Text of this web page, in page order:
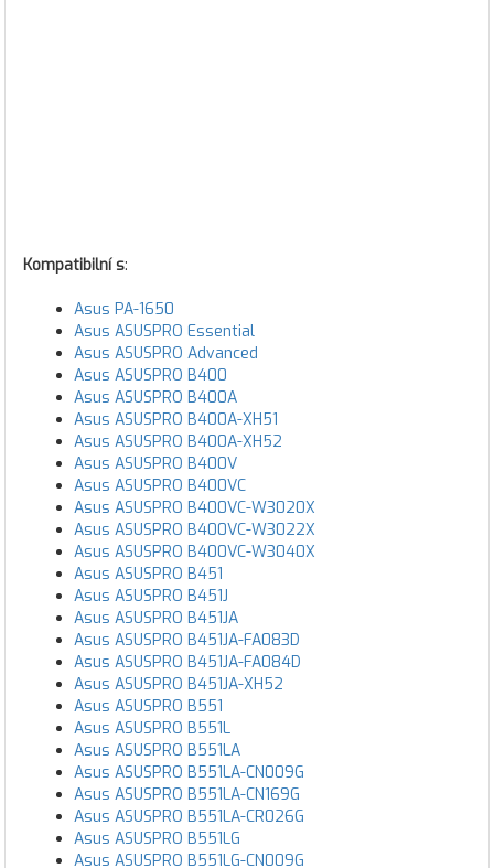
Kompatibilní s:
Asus PA-1650
Asus ASUSPRO Essential
Asus ASUSPRO Advanced
Asus ASUSPRO B400
Asus ASUSPRO B400A
Asus ASUSPRO B400A-XH51
Asus ASUSPRO B400A-XH52
Asus ASUSPRO B400V
Asus ASUSPRO B400VC
Asus ASUSPRO B400VC-W3020X
Asus ASUSPRO B400VC-W3022X
Asus ASUSPRO B400VC-W3040X
Asus ASUSPRO B451
Asus ASUSPRO B451J
Asus ASUSPRO B451JA
Asus ASUSPRO B451JA-FA083D
Asus ASUSPRO B451JA-FA084D
Asus ASUSPRO B451JA-XH52
Asus ASUSPRO B551
Asus ASUSPRO B551L
Asus ASUSPRO B551LA
Asus ASUSPRO B551LA-CN009G
Asus ASUSPRO B551LA-CN169G
Asus ASUSPRO B551LA-CR026G
Asus ASUSPRO B551LG
Asus ASUSPRO B551LG-CN009G